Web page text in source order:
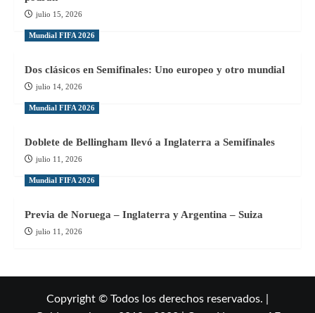
julio 15, 2026
Mundial FIFA 2026
Dos clásicos en Semifinales: Uno europeo y otro mundial
julio 14, 2026
Mundial FIFA 2026
Doblete de Bellingham llevó a Inglaterra a Semifinales
julio 11, 2026
Mundial FIFA 2026
Previa de Noruega – Inglaterra y Argentina – Suiza
julio 11, 2026
Copyright © Todos los derechos reservados. |